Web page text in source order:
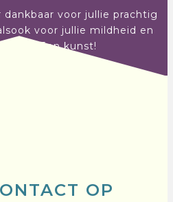
voor jullie prachtig
voor jullie mildheid en
stijl. Een kunst!
OP